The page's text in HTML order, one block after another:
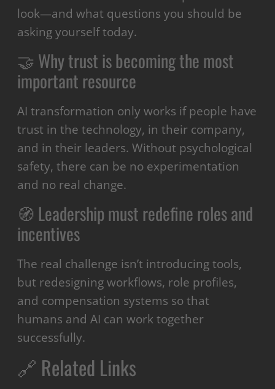
look—and what questions you should be
asking yourself today.
🤝 Why trust is becoming the most
important resource
AI transformation only works if people have
trust in the technology, in their company,
and in their leaders. Without psychological
safety, there can be no experimentation
and no real change.
🧭 Leadership must redefine roles and
incentives
The real challenge isn’t introducing tools,
but redesigning workflows, role profiles,
and compensation systems so that
humans and AI can work together
successfully.
🔗 Related Links